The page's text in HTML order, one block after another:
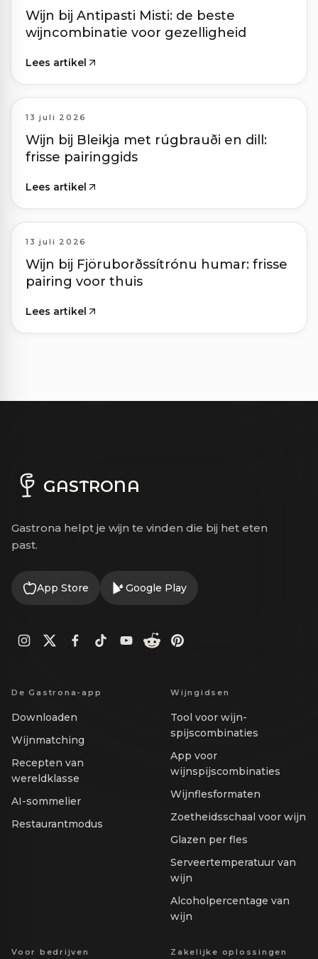
Wijn bij Antipasti Misti: de beste
wijncombinatie voor gezelligheid
Lees artikel
13 juli 2026
Wijn bij Bleikja met rúgbrauði en dill:
frisse pairinggids
Lees artikel
13 juli 2026
Wijn bij Fjöruborðssítrónu humar: frisse
pairing voor thuis
Lees artikel
GASTRONA
Gastrona helpt je wijn te vinden die bij het eten
past.
App Store Google Play
De Gastrona-app
Downloaden
Wijnmatching
Recepten van
wereldklasse
AI-sommelier
Restaurantmodus
Wijngidsen
Tool voor wijn-
spijscombinaties
App voor
wijnspijscombinaties
Wijnflesformaten
Zoetheidsschaal voor wijn
Glazen per fles
Serveertemperatuur van
wijn
Alcoholpercentage van
wijn
Voor bedrijven Zakelijke oplossingen